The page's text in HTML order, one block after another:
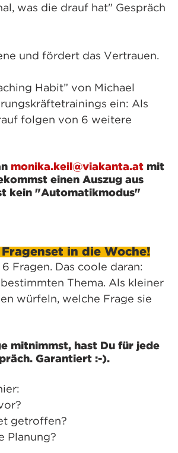
was die drauf hat" Gespräch
und fördert das Vertrauen.
Habit” von Michael
ein: Als
folgen von 6 weitere
monika.keil@viakanta.at mit
einen Auszug aus
kein "Automatikmodus"
in die Woche!
Fragen. Das coole daran:
Thema. Als kleiner
würfeln, welche Frage sie
mitnimmst, hast Du für jede
Garantiert :-).
getroffen?
Planung?